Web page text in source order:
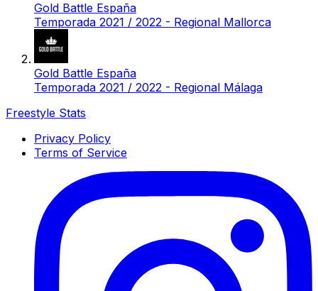
Gold Battle España
Temporada 2021 / 2022 - Regional Mallorca
Gold Battle España
Temporada 2021 / 2022 - Regional Málaga
Freestyle Stats
Privacy Policy
Terms of Service